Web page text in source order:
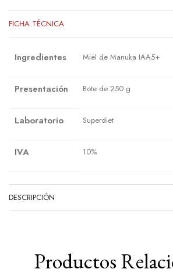
FICHA TÉCNICA
Ingredientes Miel de Manuka IAA5+
Presentación Bote de 250 g
Laboratorio Superdiet
IVA 10%
DESCRIPCIÓN
Productos